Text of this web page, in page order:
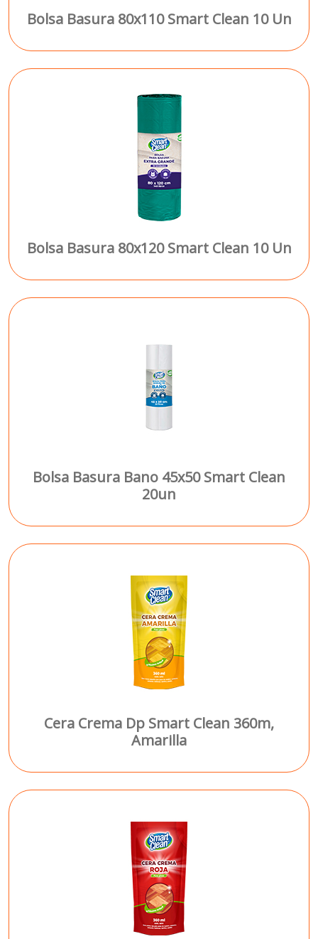
Bolsa Basura 80x110 Smart Clean 10 Un
Bolsa Basura 80x120 Smart Clean 10 Un
Bolsa Basura Bano 45x50 Smart Clean
20un
Cera Crema Dp Smart Clean 360m,
Amarilla